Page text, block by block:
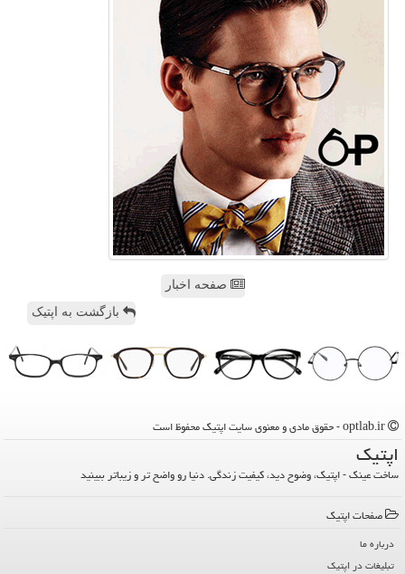
صفحه اخبار
بازگشت به اپتیک
اپتیك
ساخت عینک - اپتیک، وضوح دید، کیفیت زندگی. دنیا رو واضح تر و زیباتر ببینید
صفحات اپتیك
درباره ما
تبلیغات در اپتیك